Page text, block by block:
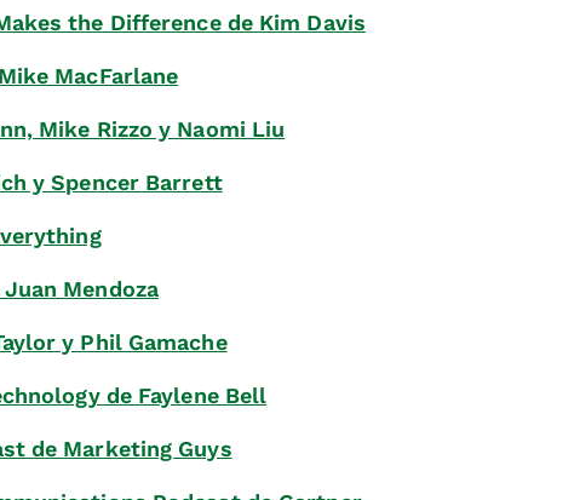
the Difference de Kim Davis
MacFarlane
Mike Rizzo y Naomi Liu
y Spencer Barrett
Mendoza
y Phil Gamache
de Faylene Bell
de Marketing Guys